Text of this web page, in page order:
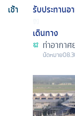
เช้า
รับประทานอ
เดินทาง
ท่าอากา
นัดหมาย